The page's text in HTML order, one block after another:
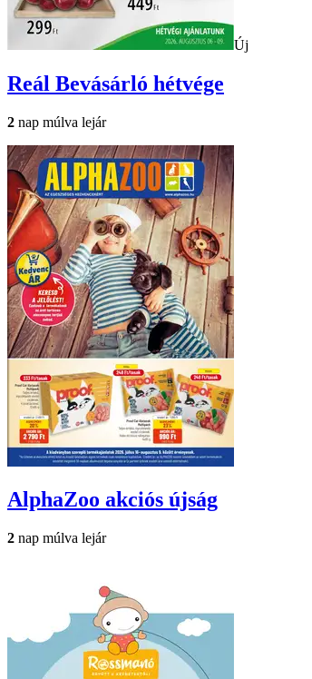
Új
Reál Bevásárló hétvége
2 nap múlva lejár
AlphaZoo akciós újság
2 nap múlva lejár